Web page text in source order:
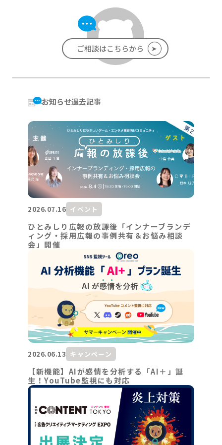
ご相談はこちらから ➤
お知らせ過去記事
2026.07.16 イベント
ひとみしり広報の放課後「インナーブランデ
ィング・採用広報の事例共有＆お悩み相談
会」開催
2026.06.13 キャンペーン
【新機能】AIが感情を分析する「AI＋」誕
生！YouTube監視にも対応